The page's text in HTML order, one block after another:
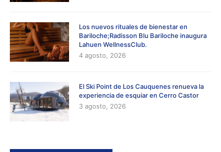
Los nuevos rituales de bienestar en
Bariloche;Radisson Blu Bariloche inaugura
Lahuen WellnessClub.
4 agosto, 2026
El Ski Point de Los Cauquenes renueva la
experiencia de esquiar en Cerro Castor
3 agosto, 2026